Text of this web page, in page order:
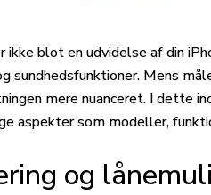
ikke blot en udvidelse af din
sundhedsfunktioner. Mens
mere nuanceret. I dette
aspekter som modeller,
og